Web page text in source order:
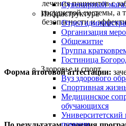
Сувенирный
Инфраструктура
Отдел
Организация
Общежитие
Группа
Гостиница
Здоровье и спорт
Вуз здорового
Спортивная
Медицинское
обучающихся
Университетский
помощи
лечения пациентов с
сосудистой системы, а
безопасности и
Форма итоговой аттестации: